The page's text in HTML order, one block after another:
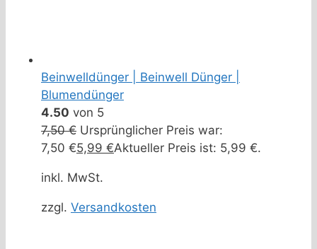
Beinwelldünger | Beinwell Dünger |
Blumendünger
4.50 von 5
7,50€ Ursprünglicher Preis war:
7,50 €5,99 €Aktueller Preis ist: 5,99 €.
inkl. MwSt.
zzgl. Versandkosten